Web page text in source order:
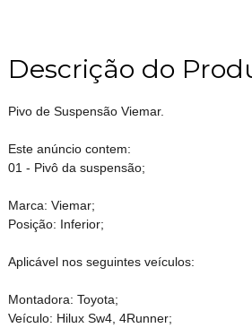
Descrição do
Pivo de Suspensão Viemar.
Este anúncio contem:
01 - Pivô da suspensão;
Marca: Viemar;
Posição: Inferior;
Aplicável nos seguintes veículos:
Montadora: Toyota;
Veículo: Hilux Sw4, 4Runner;